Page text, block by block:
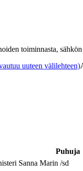
toiminnasta,
uuteen välilehteen)
Puhuja
Sanna Marin /sd